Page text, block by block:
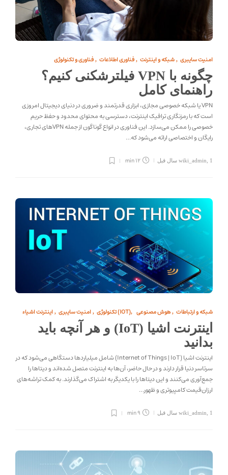
امنیت سایبری , شبکه و اینترنت , فناوری اطلاعات , فناوری و تکنولوژی
چگونه با VPN فیلترشکنی کنیم؟
راهنمای کامل
VPN یا شبکه خصوصی مجازی، ابزاری قدرتمند و ضروری در دنیای دیجیتال امروزی
است که با رمزنگاری ترافیک اینترنت، دسترسی به محتوای محدود و حفظ حریم
خصوصی را ممکن می‌سازد. این فناوری در انواع گوناگون از جمله VPN‌های تجاری،
رایگان و اختصاصی ارائه می‌شود که…
wiki_admin 1 سال قبل 12 min
تکنولوژی , امنیت سایبری , اینترنت اشیاء (IOT), شبکه و ارتباطات ,هوش مصنوعی
اینترنت اشیا (IoT) و هر آنچه باید
بدانید
اینترنت اشیا (Internet of Things | IoT) شامل میلیاردها دستگاهی می‌شود که در
سرتاسر دنیا قرار دارند و در حال حاضر، آن‌ها به اینترنت متصل شده‌اند و دیتاها را
جمع‌آوری می‌کنند و این دیتاها را با یکدیگر به اشتراک می‌گذارند. به کمک تراشه‌های
ارزان‌قیمت کامپیوتری و ظهور…
wiki_admin 1 سال قبل 9 min